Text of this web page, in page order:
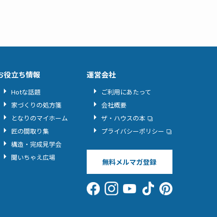
役立ち情報
Hotな話題
家づくりの処方箋
となりのマイホーム
匠の間取り集
構造・完成見学会
聞いちゃえ広場
運営会社
ご利用にあたって
会社概要
ザ・ハウスの本
プライバシーポリシー
無料メルマガ登録